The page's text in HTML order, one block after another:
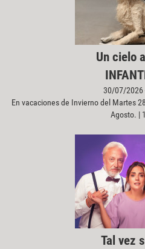
Un cielo
30/07/2026
En vacaciones de Invierno del Martes
Agosto. |
Tal vez